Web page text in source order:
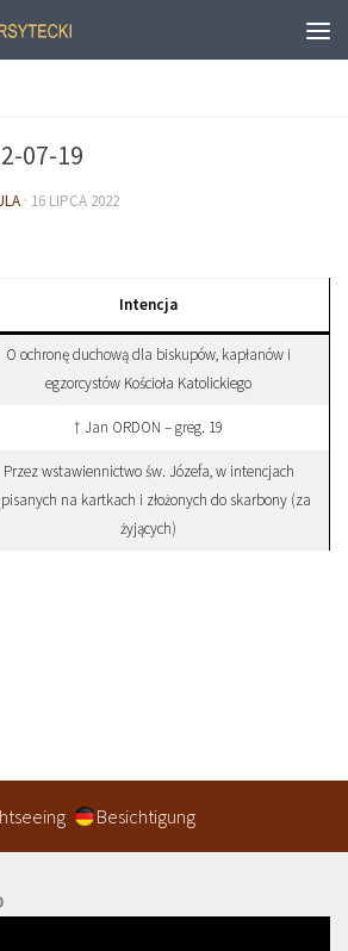
07-19
· 16 LIPCA 2022
Intencja
O ochronę duchową dla biskupów, kapłanów i
egzorcystów Kościoła Katolickiego
† Jan ORDON – greg. 19
Przez wstawiennictwo św. Józefa, w intencjach
na kartkach i złożonych do skarbony (za
żyjących)
Besichtigung